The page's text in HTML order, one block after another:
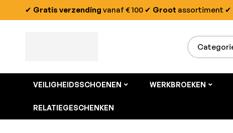
✔ Gratis verzending vanaf € 100 ✔ Groot assortiment ✔
VEILIGHEIDSSCHOENEN WERKBROEKEN
RELATIEGESCHENKEN